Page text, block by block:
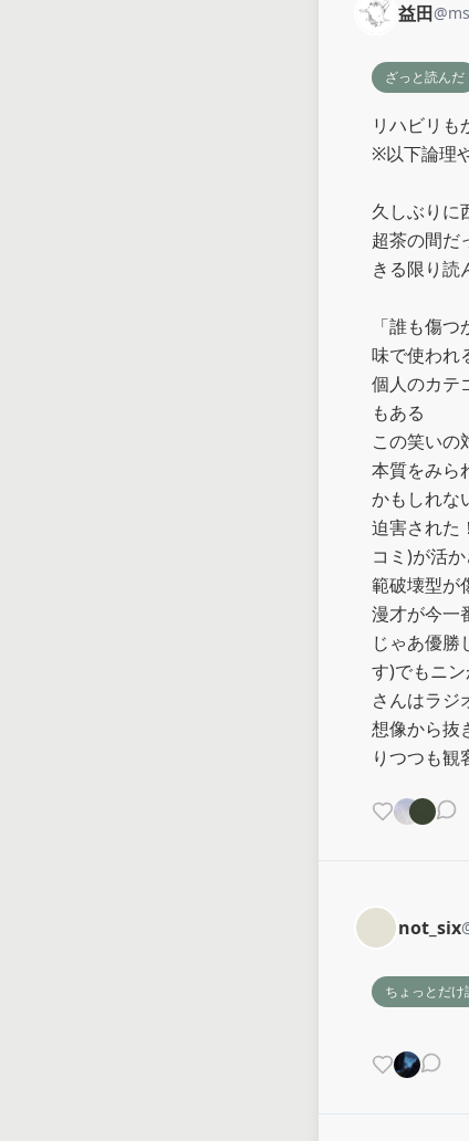
益田@
ざっと読んだ
リハビリも
※以下論理
久しぶりに
超茶の間だ
きる限り読
「誰も傷
味で使われ
個人のカテ
もある
この笑いの
本質をみら
かもしれな
迫害された
コミ)が活
範破壊型が
漫才が今一
じゃあ優勝
す)でもニ
さんはラジ
想像から抜
りつつも観
not_six
ちょっとだけ